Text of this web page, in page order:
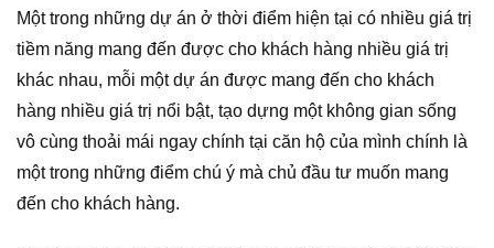
Một trong những dự án ở thời điểm hiện tại có nhiều giá trị
tiềm năng mang đến được cho khách hàng nhiều giá trị
khác nhau, mỗi một dự án được mang đến cho khách
hàng nhiều giá trị nổi bật, tạo dựng một không gian sống
vô cùng thoải mái ngay chính tại căn hộ của mình chính là
một trong những điểm chú ý mà chủ đầu tư muốn mang
đến cho khách hàng.